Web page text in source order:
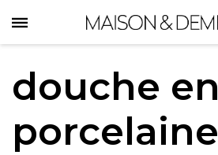
to
main
content
douche en
porcelaine